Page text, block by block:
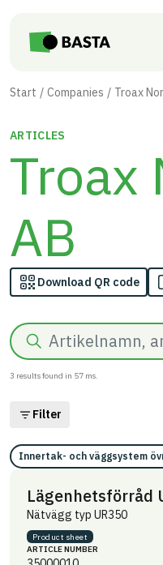
Start Companies Troax
ARTICLES
Troax
AB
Download QR code
Search
3 results found in 57 ms.
Filter
Innertak- och väggsystem
Lägenhetsförråd
Nätvägg typ UR350
Product sheet
ARTICLE NUMBER